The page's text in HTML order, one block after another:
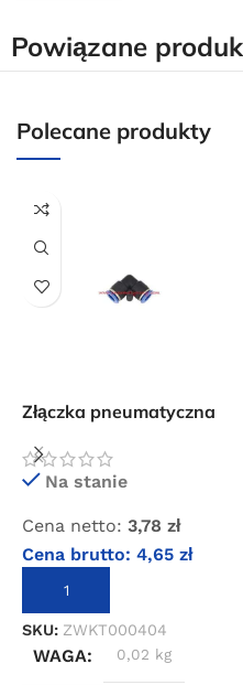
Powiązane
Polecane produkty
Złączka pneumatyczna
Na stanie
Cena netto: 3,78 zł
Cena brutto: 4,65 zł
DODAJ DO KOSZYKA
SKU: ZWKT000404
WAGA 0,02 kg